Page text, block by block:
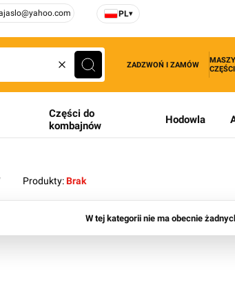
PL▾
WyczyśćSzukaj
ZADZWOŃ I ZAMÓW
Części do
kombajnów
Hodowla
Produkty:Brak
W tej kategorii nie ma obecnie